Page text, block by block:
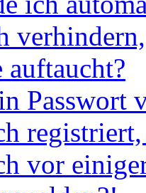
Passwort
vor